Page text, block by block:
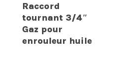
Raccord
tournant 3/4″
Gaz pour
enrouleur huile